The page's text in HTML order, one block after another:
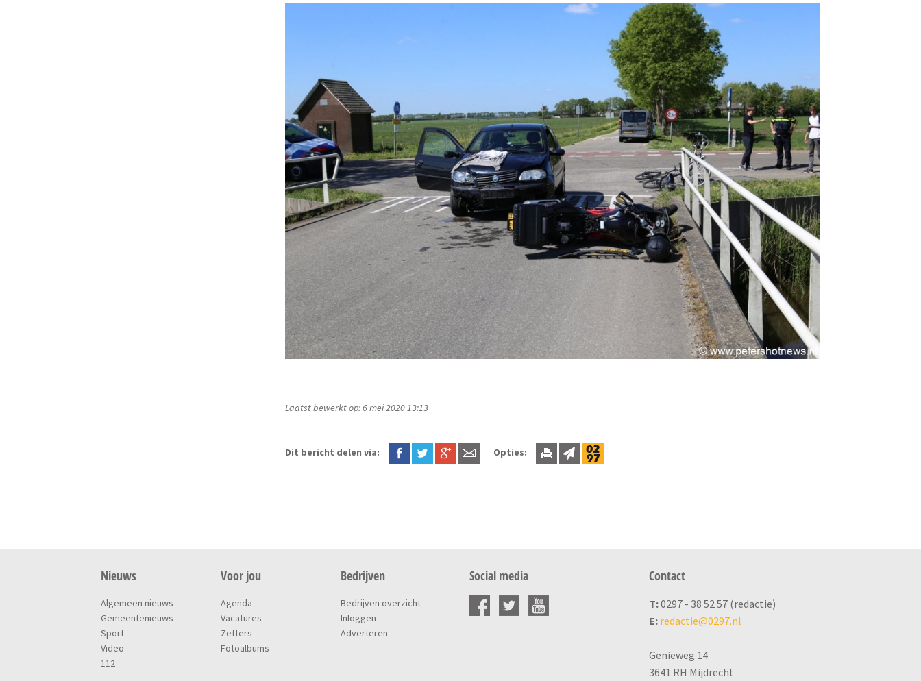
Laatst bewerkt op: 6 mei 2020 13:13
Dit bericht delen via: Opties:
Nieuws
Algemeen nieuws
Gemeentenieuws
Sport
Video
112
Voor jou
Agenda
Vacatures
Zetters
Fotoalbums
Bedrijven
Bedrijven overzicht
Inloggen
Adverteren
Social media Contact
T:0297 - 38 52 57 (redactie)
E: redactie@0297.nl
Genieweg 14
3641 RH Mijdrecht